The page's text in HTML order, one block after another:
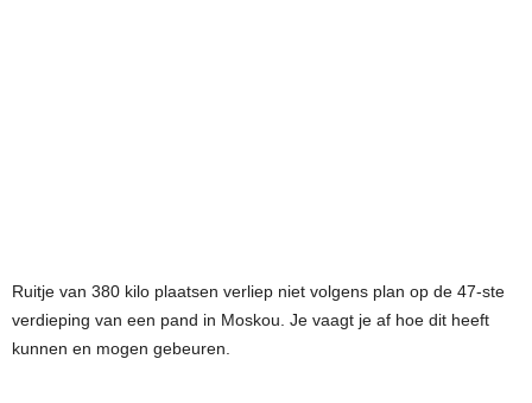
Ruitje van 380 kilo plaatsen verliep niet volgens plan op de 47-ste
verdieping van een pand in Moskou. Je vaagt je af hoe dit heeft
kunnen en mogen gebeuren.